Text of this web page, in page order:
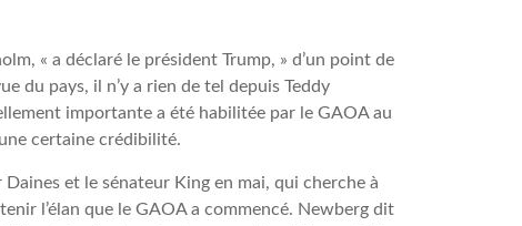
« a déclaré le président Trump, » d’un point de
du pays, il n’y a rien de tel depuis Teddy
importante a été habilitée par le GAOA au
certaine crédibilité.
et le sénateur King en mai, qui cherche à
l’élan que le GAOA a commencé. Newberg dit